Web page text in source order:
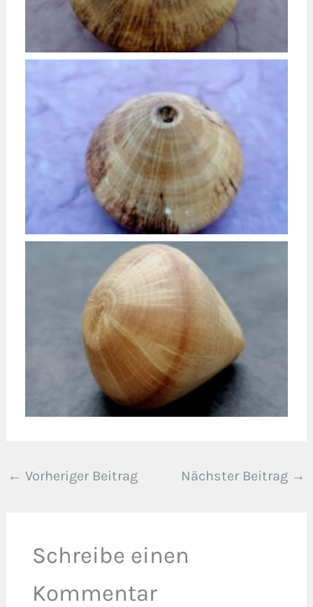
← Vorheriger Beitrag Nächster Beitrag →
Schreibe einen
Kommentar